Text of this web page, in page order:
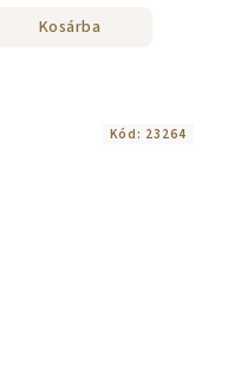
Kosárba
Kód: 23264